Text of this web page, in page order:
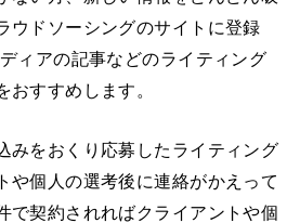
ウドソーシングのサイトに登録
ィアの記事などのライティング
おすすめします。
みをおくり応募したライティング
や個人の選考後に連絡がかえって
で契約されればクライアントや個